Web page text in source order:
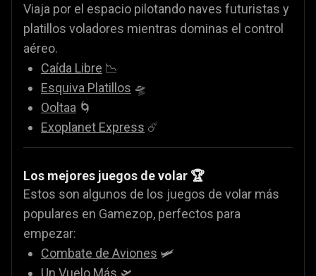
Viaja por el espacio pilotando naves futuristas y
platillos voladores mientras dominas el control
aéreo.
Caída Libre 📉
Esquiva Platillos 🛸
Ooltaa 🌀
Exoplanet Express ☄️
Los mejores juegos de volar 🏆
Estos son algunos de los juegos de volar más
populares en Gamezop, perfectos para
empezar:
Combate de Aviones 🛩️
Un Vuelo Más 🛫